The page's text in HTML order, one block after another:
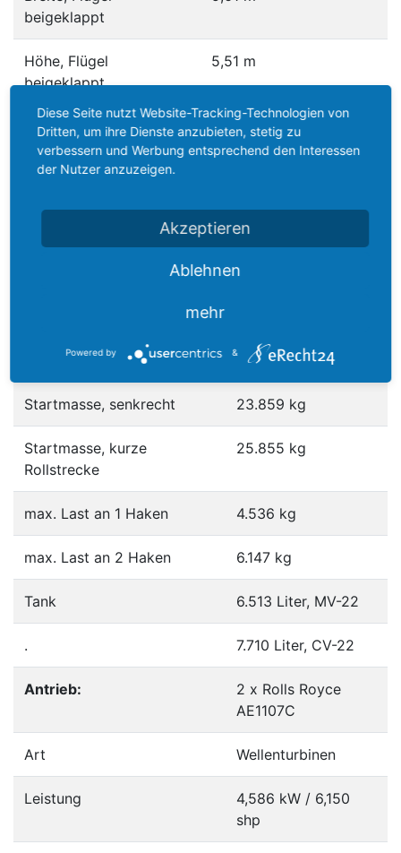
beigeklappt
Höhe, Flügel
beigeklappt
5,51 m
Abmessungen innen: .
Kabinenlänge
Kabinenbreite 1,74 m
Leergewicht 15.032 kg
Startmasse, senkrecht 23.859 kg
Startmasse, kurze
Rollstrecke
25.855 kg
max. Last an 1 Haken 4.536 kg
max. Last an 2 Haken 6.147 kg
Tank 6.513 Liter, MV-22
. 7.710 Liter, CV-22
Antrieb:
2 x Rolls Royce
AE1107C
Art Wellenturbinen
Leistung
4,586 kW / 6,150
shp
Diese Seite nutzt Website-Tracking-Technologien von
Dritten, um ihre Dienste anzubieten, stetig zu
verbessern und Werbung entsprechend den Interessen
der Nutzer anzuzeigen.
Akzeptieren
Ablehnen
mehr
Powered by &